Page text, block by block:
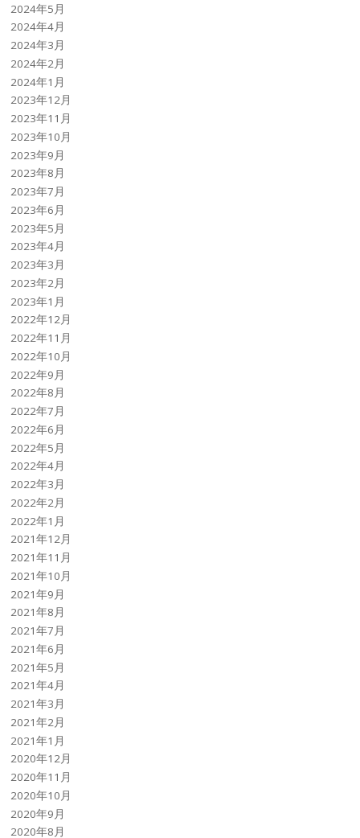
2024年5月
2024年4月
2024年3月
2024年2月
2024年1月
2023年12月
2023年11月
2023年10月
2023年9月
2023年8月
2023年7月
2023年6月
2023年5月
2023年4月
2023年3月
2023年2月
2023年1月
2022年12月
2022年11月
2022年10月
2022年9月
2022年8月
2022年7月
2022年6月
2022年5月
2022年4月
2022年3月
2022年2月
2022年1月
2021年12月
2021年11月
2021年10月
2021年9月
2021年8月
2021年7月
2021年6月
2021年5月
2021年4月
2021年3月
2021年2月
2021年1月
2020年12月
2020年11月
2020年10月
2020年9月
2020年8月